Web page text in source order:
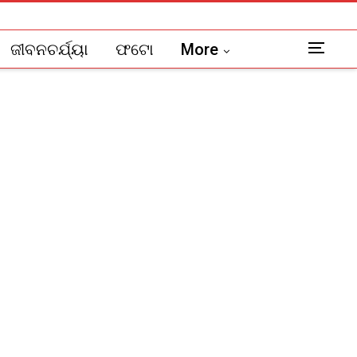
ଜୀବନଚର୍ଯ୍ୟା ଫଟୋ More